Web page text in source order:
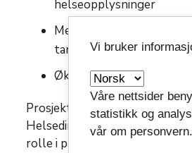
helseopplysninger
Mer systematisk
tannhelsepersonell
Økt effektivitet og
Prosjektet har bred
Helsedirektoratet og
rolle i prosjektet, med
Vi bruker
Våre nettsider
statistikk og
vår om personvern.